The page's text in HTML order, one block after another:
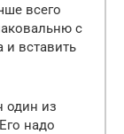
всего
с
и вставить
один из
надо